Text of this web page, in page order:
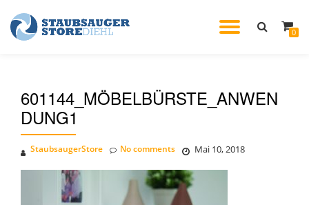
Skip
0
601144_MÖBELBÜRSTE_ANWEN
DUNG1
StaubsaugerStore Mai 10, 2018
No comments